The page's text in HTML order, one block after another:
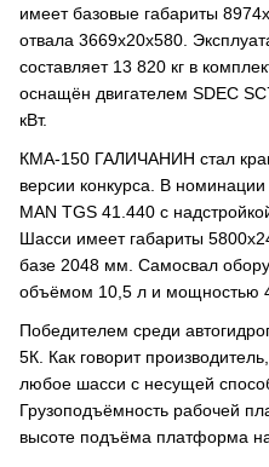
имеет базовые габариты
отвала 3669x20x580.
составляет 13 820 кг в
оснащён двигателем SDEC
кВт.
КМА-150 ГАЛИЧАНИН стал
версии конкурса. В
MAN TGS 41.440 с
Шасси имеет габариты
базе 2048 мм. Самосвал
объёмом 10,5 л и мощностью
Победителем среди
5К. Как говорит
любое шасси с несущей
Грузоподъёмность рабочей
высоте подъёма платформа